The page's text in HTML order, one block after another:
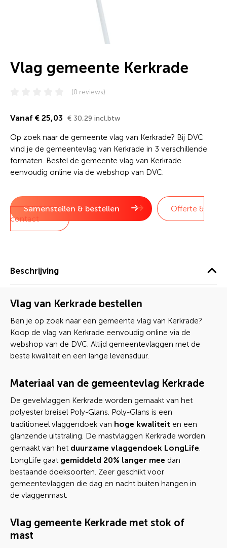
Vlag gemeente Kerkrade
(0 reviews)
Vanaf € 25,03 € 30,29 incl.btw
Op zoek naar de gemeente vlag van Kerkrade? Bij DVC
vind je de gemeentevlag van Kerkrade in 3 verschillende
formaten. Bestel de gemeente vlag van Kerkrade
eenvoudig online via de webshop van DVC.
Samenstellen & bestellen
Offerte &
contact
Beschrijving
Vlag van Kerkrade bestellen
Ben je op zoek naar een gemeente vlag van Kerkrade?
Koop de vlag van Kerkrade eenvoudig online via de
webshop van de DVC. Altijd gemeentevlaggen met de
beste kwaliteit en een lange levensduur.
Materiaal van de gemeentevlag Kerkrade
De gevelvlaggen Kerkrade worden gemaakt van het
polyester breisel Poly-Glans. Poly-Glans is een
traditioneel vlaggendoek van hoge kwaliteit en een
glanzende uitstraling. De mastvlaggen Kerkrade worden
gemaakt van het duurzame vlaggendoek LongLife.
LongLife gaat gemiddeld 20% langer mee dan
bestaande doeksoorten. Zeer geschikt voor
gemeentevlaggen die dag en nacht buiten hangen in
de vlaggenmast.
Vlag gemeente Kerkrade met stok of
mast